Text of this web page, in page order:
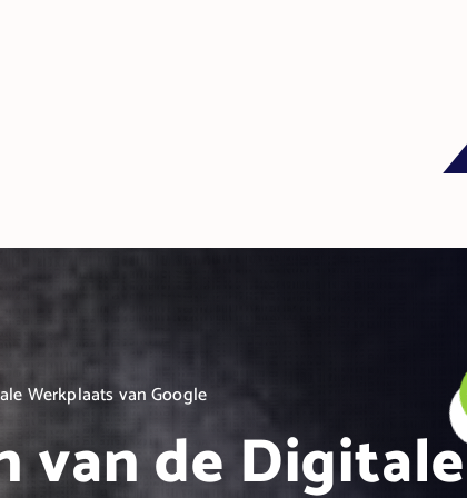
Werkplaats van Google
van de Digitale